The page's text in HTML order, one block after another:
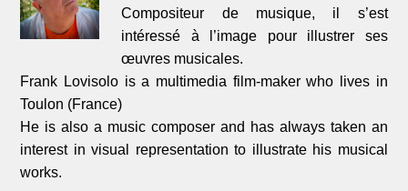
Compositeur de musique, il s’est
intéressé à l’image pour illustrer ses
œuvres musicales.
Frank Lovisolo is a multimedia film-maker who lives in
Toulon (France)
He is also a music composer and has always taken an
interest in visual representation to illustrate his musical
works.